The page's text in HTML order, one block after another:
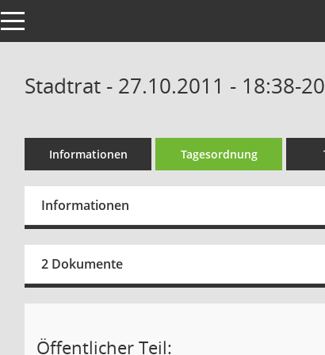
Toggle navigation
Stadtrat - 27.10.2011 - 18:38-
Informationen Tagesordnung
Informationen
2 Dokumente
Öffentlicher Teil: